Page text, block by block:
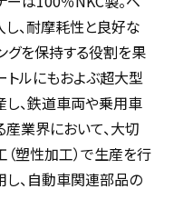
、耐摩耗性と良好な
グを保持する役割を果
トルにもおよぶ超大型
、鉄道車両や乗用車
産業界において、大切
（塑性加工）で生産を行
し、自動車関連部品の